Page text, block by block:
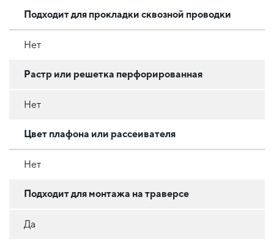
Подходит для прокладки сквозной проводки
Нет
Растр или решетка перфорированная
Нет
Цвет плафона или рассеивателя
Нет
Подходит для монтажа на траверсе
Да